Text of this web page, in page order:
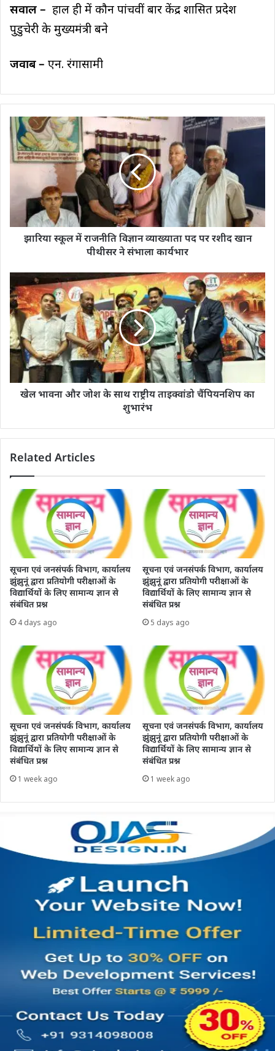
सवाल – हाल ही में कौन पांचवीं बार केंद्र शासित प्रदेश
पुडुचेरी के मुख्यमंत्री बने
जवाब – एन. रंगासामी
झारिया स्कूल में राजनीति विज्ञान व्याख्याता पद पर रशीद खान
पीथीसर ने संभाला कार्यभार
खेल भावना और जोश के साथ राष्ट्रीय ताइक्वांडो चैंपियनशिप का
शुभारंभ
Related Articles
सूचना एवं जनसंपर्क विभाग, कार्यालय
झुंझुनूं द्वारा प्रतियोगी परीक्षाओं के
विद्यार्थियों के लिए सामान्य ज्ञान से
संबंधित प्रश्न
4 days ago
सूचना एवं जनसंपर्क विभाग, कार्यालय
झुंझुनूं द्वारा प्रतियोगी परीक्षाओं के
विद्यार्थियों के लिए सामान्य ज्ञान से
संबंधित प्रश्न
5 days ago
सूचना एवं जनसंपर्क विभाग, कार्यालय
झुंझुनूं द्वारा प्रतियोगी परीक्षाओं के
विद्यार्थियों के लिए सामान्य ज्ञान से
संबंधित प्रश्न
1 week ago
सूचना एवं जनसंपर्क विभाग, कार्यालय
झुंझुनूं द्वारा प्रतियोगी परीक्षाओं के
विद्यार्थियों के लिए सामान्य ज्ञान से
संबंधित प्रश्न
1 week ago